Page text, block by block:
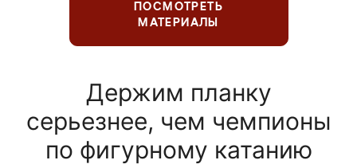
ПОСМОТРЕТЬ
МАТЕРИАЛЫ
Держим планку
серьезнее, чем чемпионы
по фигурному катанию